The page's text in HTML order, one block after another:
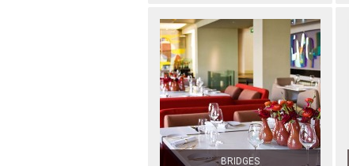
BRIDGES